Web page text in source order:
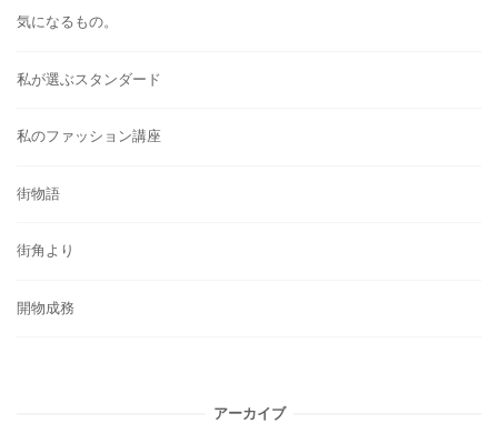
気になるもの。
私が選ぶスタンダード
私のファッション講座
街物語
街角より
開物成務
アーカイブ